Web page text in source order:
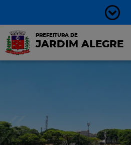
PREFEITURA DE
JARDIM ALEGRE